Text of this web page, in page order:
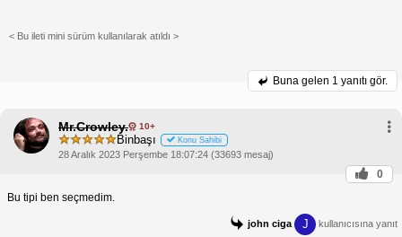
< Bu ileti mini sürüm kullanılarak atıldı >
Buna gelen 1 yanıtı gör.
Mr.Crowley. 10+
Binbaşı Konu Sahibi
28 Aralık 2023 Perşembe 18:07:24 (33693 mesaj)
0
Bu tipi ben seçmedim.
john ciga J kullanıcısına yanıt